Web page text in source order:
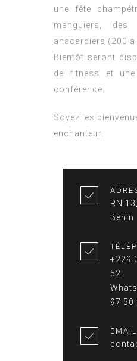
une fête
manguiers,
anacardiers (200 à
Bientôt seront
de fitness et
conférence.
Soyez les
enchanteur.
RN
Bénin
+229
52
97 50
EMAIL